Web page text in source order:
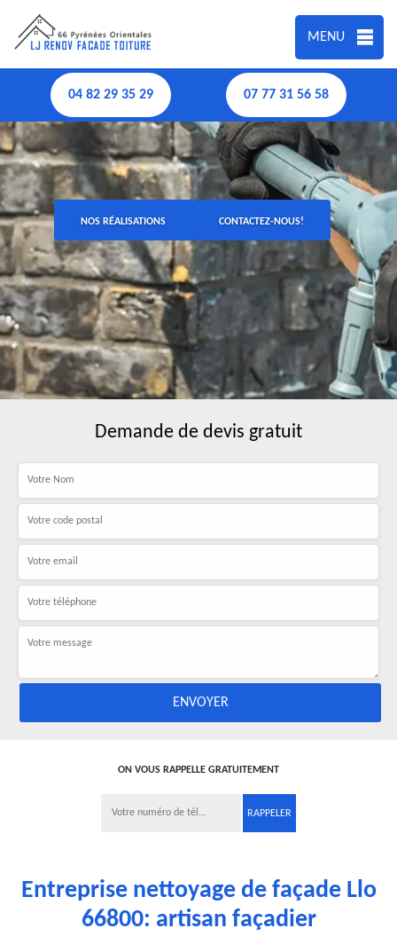
MENU
04 82 29 35 29 07 77 31 56 58
NOS RÉALISATIONS CONTACTEZ-NOUS!
Demande de devis gratuit
ON VOUS RAPPELLE GRATUITEMENT
Entreprise nettoyage de façade Llo
66800: artisan façadier